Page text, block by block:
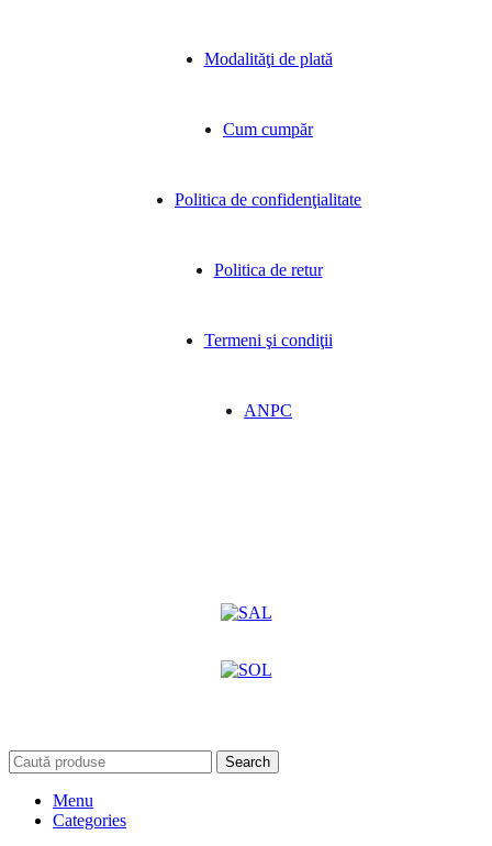
Modalităţi de plată
Cum cumpăr
Politica de confidenţialitate
Politica de retur
Termeni şi condiţii
ANPC
Search
Menu
Categories